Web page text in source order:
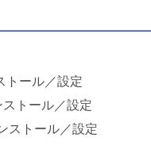
トール／設定
トール／設定
ストール／設定